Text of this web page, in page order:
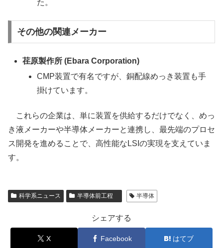
た。
その他の関連メーカー
荏原製作所 (Ebara Corporation)
CMP装置で有名ですが、銅配線めっき装置も手
掛けています。
これらの企業は、単に装置を供給するだけでなく、めっ
き液メーカーや半導体メーカーと連携し、最先端のプロセ
ス開発を進めることで、高性能なLSIの実現を支えていま
す。
科学系ニュース 半導体前工程 半導体
シェアする
X Facebook はてブ